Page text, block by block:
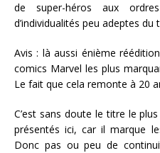
de super-héros aux
d’individualités peu adeptes du
Avis : là aussi énième
comics Marvel les plus
Le fait que cela remonte à 20
C’est sans doute le titre le
présentés ici, car il marque
Donc pas ou peu de